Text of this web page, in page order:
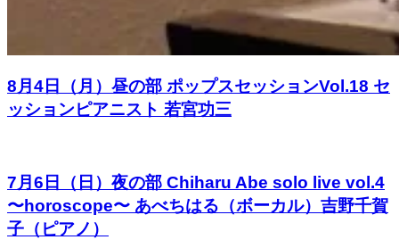
8月4日（月）昼の部 ポップスセッションVol.18 セ
ッションピアニスト 若宮功三
7月6日（日）夜の部 Chiharu Abe solo live vol.4
〜horoscope〜 あべちはる（ボーカル）吉野千賀
子（ピアノ）